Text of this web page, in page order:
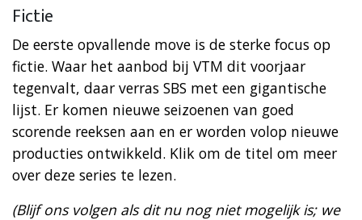
Fictie
De eerste opvallende move is de sterke focus op
fictie. Waar het aanbod bij VTM dit voorjaar
tegenvalt, daar verras SBS met een gigantische
lijst. Er komen nieuwe seizoenen van goed
scorende reeksen aan en er worden volop nieuwe
producties ontwikkeld. Klik om de titel om meer
over deze series te lezen.
(Blijf ons volgen als dit nu nog niet mogelijk is; we